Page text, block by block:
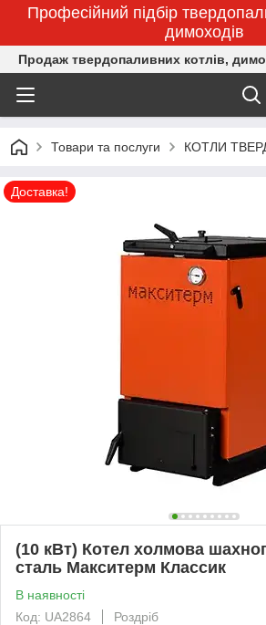
Професійний підбір
димоходів
Продаж твердопаливних котлів,
Товари та послуги КОТЛИ
Доставка!
(10 кВт) Котел холмова
сталь Макситерм Классик
В наявності
Код: UA2864
Роздріб